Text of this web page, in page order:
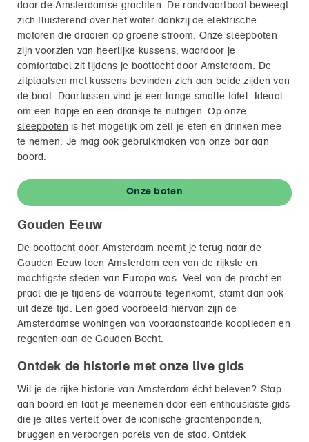
door de Amsterdamse grachten. De rondvaartboot beweegt
zich fluisterend over het water dankzij de elektrische
motoren die draaien op groene stroom. Onze sleepboten
zijn voorzien van heerlijke kussens, waardoor je
comfortabel zit tijdens je boottocht door Amsterdam. De
zitplaatsen met kussens bevinden zich aan beide zijden van
de boot. Daartussen vind je een lange smalle tafel. Ideaal
om een hapje en een drankje te nuttigen. Op onze
sleepboten is het mogelijk om zelf je eten en drinken mee
te nemen. Je mag ook gebruikmaken van onze bar aan
boord.
Onze boten
Gouden Eeuw
De boottocht door Amsterdam neemt je terug naar de
Gouden Eeuw toen Amsterdam een van de rijkste en
machtigste steden van Europa was. Veel van de pracht en
praal die je tijdens de vaarroute tegenkomt, stamt dan ook
uit deze tijd. Een goed voorbeeld hiervan zijn de
Amsterdamse woningen van vooraanstaande kooplieden en
regenten aan de Gouden Bocht.
Ontdek de historie met onze live gids
Wil je de rijke historie van Amsterdam écht beleven? Stap
aan boord en laat je meenemen door een enthousiaste gids
die je alles vertelt over de iconische grachtenpanden,
bruggen en verborgen parels van de stad. Ontdek